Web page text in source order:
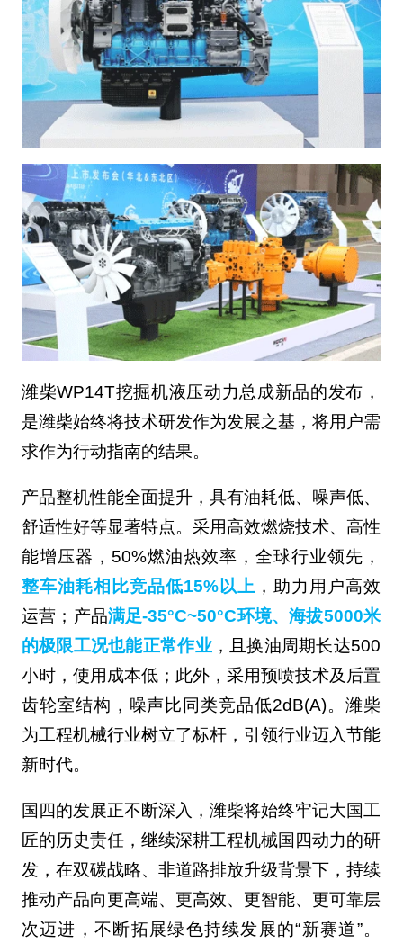
潍柴WP14T挖掘机液压动力总成新品的发布，
是潍柴始终将技术研发作为发展之基，将用户需
求作为行动指南的结果。
产品整机性能全面提升，具有油耗低、噪声低、
舒适性好等显著特点。采用高效燃烧技术、高性
能增压器，50%燃油热效率，全球行业领先，
整车油耗相比竞品低15%以上 ，助力用户高效
运营；产品满足-35°C~50°C环境、海拔5000米
的极限工况也能正常作业，且换油周期长达500
小时，使用成本低；此外，采用预喷技术及后置
齿轮室结构，噪声比同类竞品低2dB(A)。潍柴
为工程机械行业树立了标杆，引领行业迈入节能
新时代。
国四的发展正不断深入，潍柴将始终牢记大国工
匠的历史责任，继续深耕工程机械国四动力的研
发，在双碳战略、非道路排放升级背景下，持续
推动产品向更高端、更高效、更智能、更可靠层
次迈进，不断拓展绿色持续发展的“新赛道”。